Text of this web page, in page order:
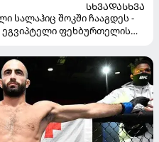
ᲡᲮᲕᲐᲓᲐᲡᲮᲕᲐ
სალაჰიც შოკში ჩააგდეს -
ფეხბურთელის